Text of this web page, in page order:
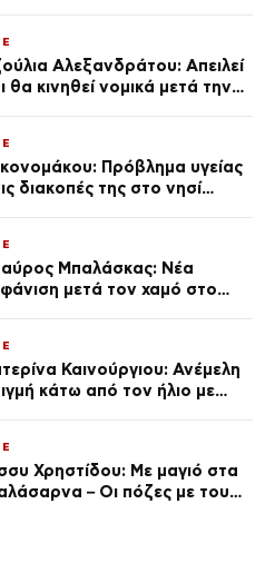
Αλεξανδράτου: Απειλεί
θα κινηθεί νομικά μετά την
Πρόβλημα υγείας
διακοπές της στο νησί
Μπαλάσκας: Νέα
μετά τον χαμό στο
Καινούργιου: Ανέμελη
κάτω από τον ήλιο με
Χρηστίδου: Με μαγιό στα
– Οι πόζες με τους